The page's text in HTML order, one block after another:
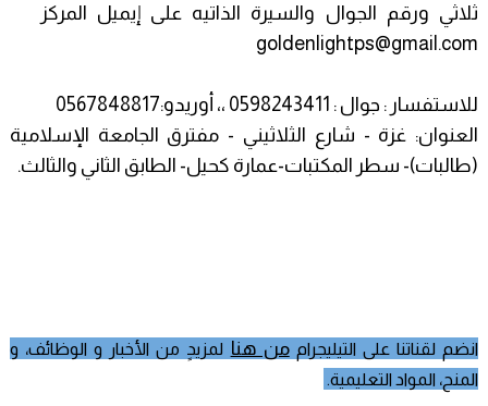
ثلاثي ورقم الجوال والسيرة الذاتيه على إيميل المركز
goldenlightps@gmail.com
للاستفسار : جوال : 0598243411 ،، أوريدو:0567848817
العنوان: غزة - شارع الثلاثيني - مفترق الجامعة الإسلامية
(طالبات)- سطر المكتبات-عمارة كحيل- الطابق الثاني والثالث.
انضم لقناتنا على التيليجراممن هنا لمزيدٍ منالأخبار والوظائف، و
المنح، المواد التعليمية.